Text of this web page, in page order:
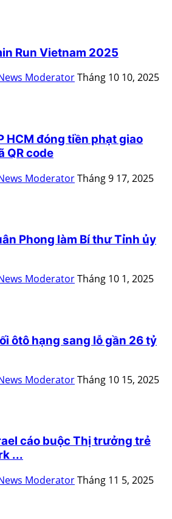
Run Vietnam 2025
ModeratorTháng 10 10, 2025
HCM đóng tiền phạt giao
QR code
ModeratorTháng 9 17, 2025
Phong làm Bí thư Tỉnh ủy
ModeratorTháng 10 1, 2025
ôtô hạng sang lỗ gần 26 tỷ
ModeratorTháng 10 15, 2025
cáo buộc Thị trưởng trẻ
...
ModeratorTháng 11 5, 2025